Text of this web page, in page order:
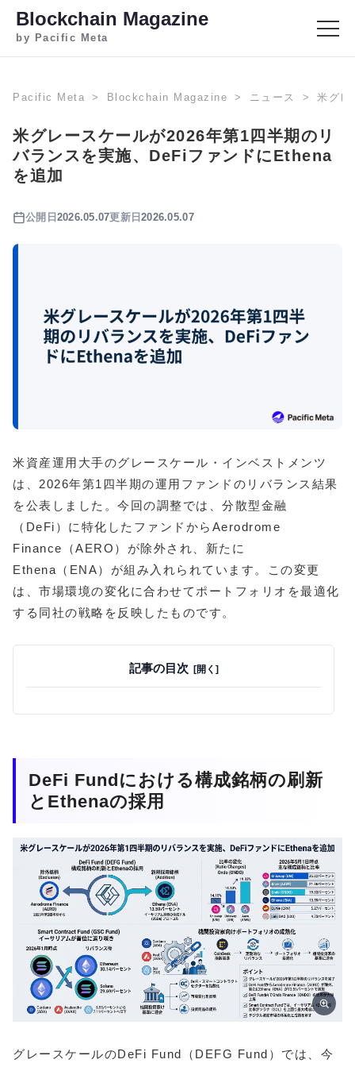
Blockchain Magazine
by Pacific Meta
Pacific Meta Blockchain Magazine ニュース 米グレ
米グレースケールが2026年第1四半期のリ
バランスを実施、DeFiファンドにEthena
を追加
公開日 2026.05.07更新日2026.05.07
米資産運用大手のグレースケール・インベストメンツ
は、2026年第1四半期の運用ファンドのリバランス結果
を公表しました。今回の調整では、分散型金融
（DeFi）に特化したファンドからAerodrome
Finance（AERO）が除外され、新たに
Ethena（ENA）が組み入れられています。この変更
は、市場環境の変化に合わせてポートフォリオを最適化
する同社の戦略を反映したものです。
記事の目次
DeFi Fundにおける構成銘柄の刷新
とEthenaの採用
グレースケールのDeFi Fund（DEFG Fund）では、今